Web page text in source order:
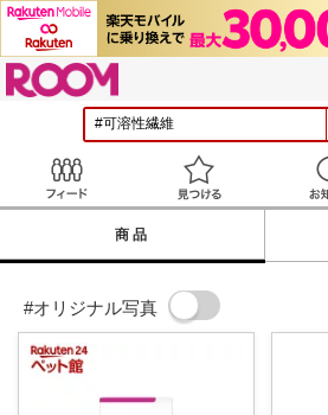
見つける
商品
#オリジナル写真